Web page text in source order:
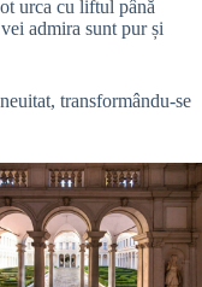
urca cu liftul până
admira sunt pur și
transformându-se